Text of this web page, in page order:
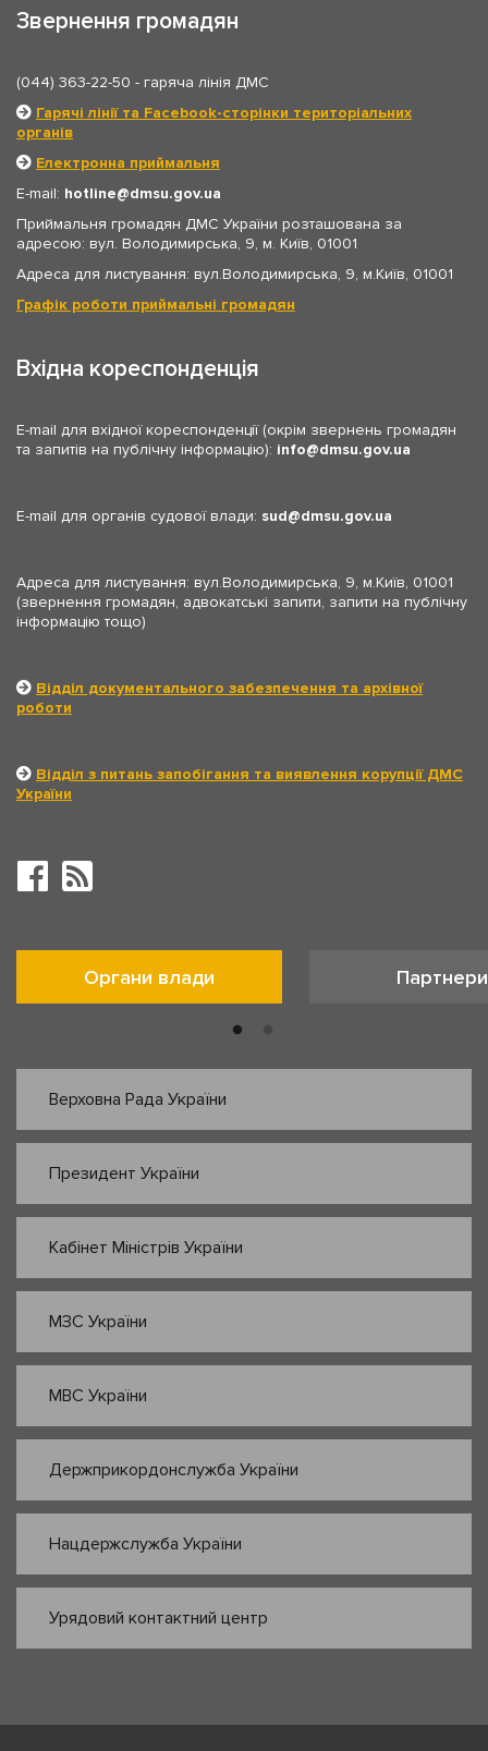
Звернення громадян
(044) 363-22-50 - гаряча лінія ДМС
Гарячі лінії та Facebook-сторінки територіальних
органів
Електронна приймальня
E-mail: hotline
dmsu.gov.ua
Приймальня громадян ДМС України розташована за
адресою: вул. Володимирська, 9, м. Київ, 01001
Адреса для листування: вул.Володимирська, 9, м.Київ, 01001
Графік роботи приймальні громадян
Вхідна кореспонденція
E-mail для вхідної кореспонденції (окрім звернень громадян
та запитів на публічну інформацію): info dmsu.gov.ua
E-mail для органів судової влади: sud dmsu.gov.ua
Адреса для листування: вул.Володимирська, 9, м.Київ, 01001
(звернення громадян, адвокатські запити, запити на публічну
інформацію тощо)
Відділ документального забезпечення та архівної
роботи
Відділ з питань запобігання та виявлення корупції ДМС
України
Органи влади Партнери
Верховна Рада України
Президент України
Кабінет Міністрів України
МЗС України
МВС України
Держприкордонслужба України
Нацдержслужба України
Урядовий контактний центр